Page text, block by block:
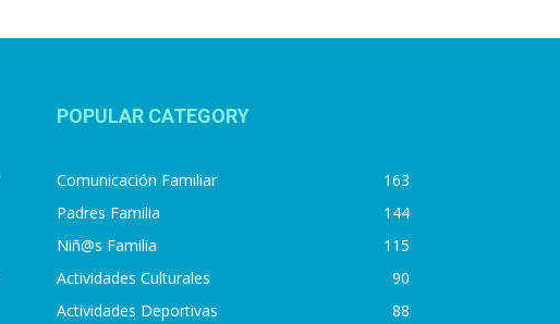
POPULAR CATEGORY
Comunicación Familiar
163
Padres Familia
144
Niñ@s Familia
115
Actividades Culturales
90
Actividades Deportivas
88